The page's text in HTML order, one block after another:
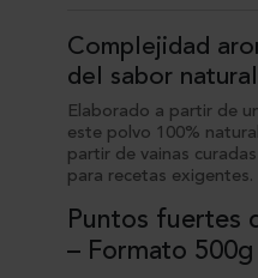
Complejidad
del sabor natural
Elaborado a partir de
este polvo 100%
partir de vainas
para recetas exigentes.
Puntos fuertes
– Formato 500g